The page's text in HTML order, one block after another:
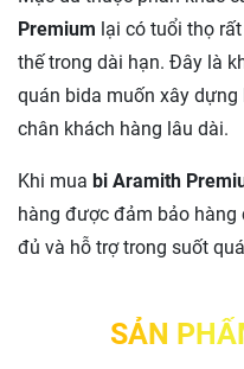
Premium lại có tuổi thọ
thế trong dài hạn. Đây là
quán bida muốn xây
chân khách hàng lâu dài.
Khi mua bi Aramith
hàng được đảm bảo
đủ và hỗ trợ trong suốt
SẢN